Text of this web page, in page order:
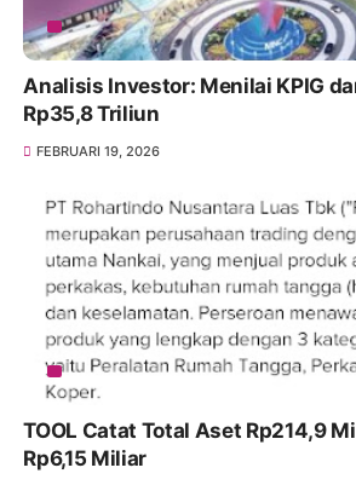
Analisis Investor: Menilai KPIG
Rp35,8 Triliun
FEBRUARI 19, 2026
TOOL Catat Total Aset Rp214,9
Rp6,15 Miliar